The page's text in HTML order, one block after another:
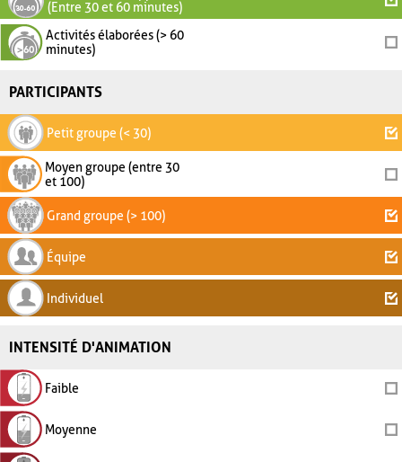
(Entre 30 et 60 minutes)
Activités élaborées (> 60
minutes)
PARTICIPANTS
Petit groupe (< 30)
Moyen groupe (entre 30
et 100)
Grand groupe (> 100)
Équipe
Individuel
INTENSITÉ D'ANIMATION
Faible
Moyenne